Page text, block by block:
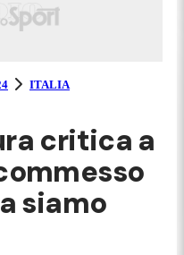
ITALIA
critica a
siamo